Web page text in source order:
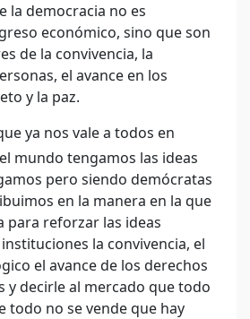
la democracia no es
económico, sino que son
de la convivencia, la
el avance en los
y la paz.
ya nos vale a todos en
mundo tengamos las ideas
pero siendo demócratas
en la manera en la que
para reforzar las ideas
la convivencia, el
el avance de los derechos
y decirle al mercado que todo
todo no se vende que hay